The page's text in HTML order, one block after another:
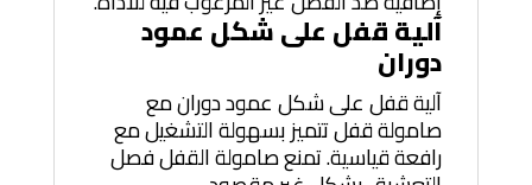
آلية قفل على شكل عمود
دوران
آلية قفل على شكل عمود دوران مع
صامولة قفل تتميز بسهولة التشغيل مع
رافعة قياسية. تمنع صامولة القفل فصل